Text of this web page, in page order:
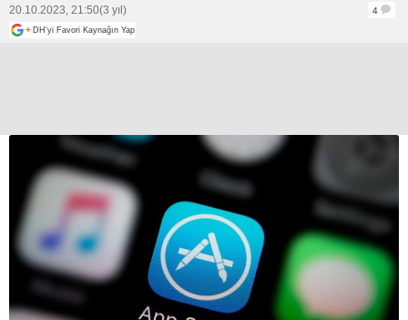
20.10.2023, 21:50(3 yıl)
4
+ DH'yi Favori Kaynağın Yap